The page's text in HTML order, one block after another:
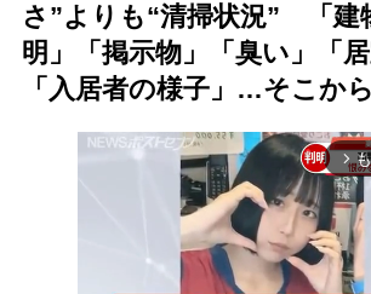
さ”よりも“清掃状況” 「建
明」「掲示物」「臭い」「居
「入居者の様子」…そこか
arrow_forward_ios